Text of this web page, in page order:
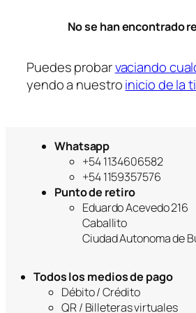
No se han encontrado
Puedes probarvaciando
yendo a nuestroinicio de la
Whatsapp
+54 1134606582
+54 1159357576
Punto de retiro
Eduardo Acevedo 216
Caballito
Ciudad Autonoma de
Todos los medios de pago
Débito / Crédito
QR / Billeteras virtuales